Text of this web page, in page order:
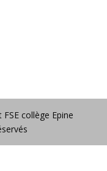
collège Epine